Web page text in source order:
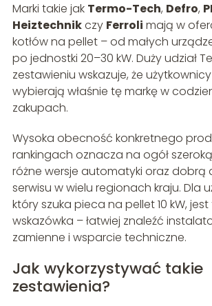
Marki takie jak Termo-Tech, Defro,
Heiztechnikczy Ferroli mają w
kotłów na pellet – od małych
po jednostki 20–30 kW. Duży udział
zestawieniu wskazuje, że
wybierają właśnie tę markę w
zakupach.
Wysoka obecność konkretnego
rankingach oznacza na ogół
różne wersje automatyki oraz dobrą
serwisu w wielu regionach kraju. Dla
który szuka pieca na pellet 10 kW,
wskazówka – łatwiej znaleźć
zamienne i wsparcie techniczne.
Jak wykorzystywać takie
zestawienia?